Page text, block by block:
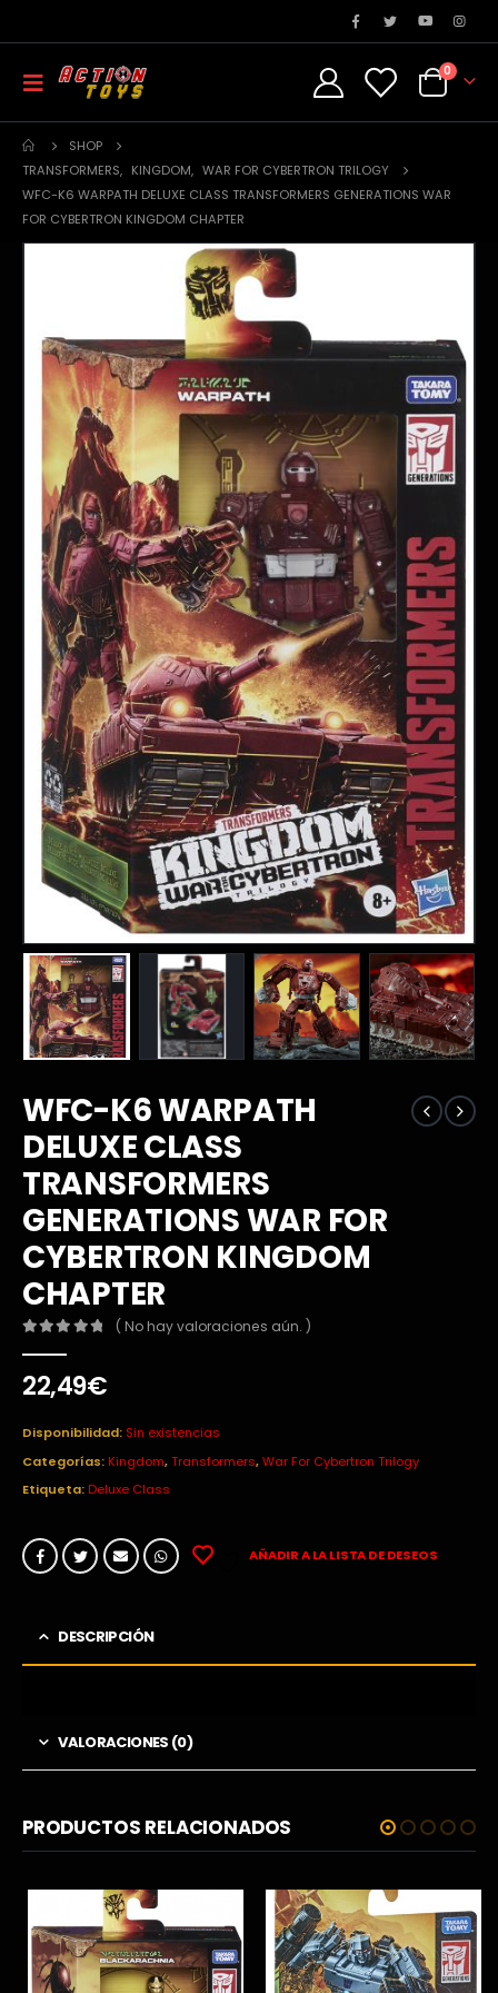
0
SHOP
TRANSFORMERS, KINGDOM, WAR FOR CYBERTRON TRILOGY
WFC-K6 WARPATH DELUXE CLASS TRANSFORMERS GENERATIONS WAR
FOR CYBERTRON KINGDOM CHAPTER
WFC-K6 WARPATH
DELUXE CLASS
TRANSFORMERS
GENERATIONS WAR FOR
CYBERTRON KINGDOM
CHAPTER
( No hay valoraciones aún. )
22,49€
Disponibilidad: Sin existencias
Categorías:Kingdom,Transformers,War For Cybertron Trilogy
Etiqueta:Deluxe Class
AÑADIR A LA LISTA DE DESEOS
DESCRIPCIÓN
VALORACIONES (0)
PRODUCTOS RELACIONADOS